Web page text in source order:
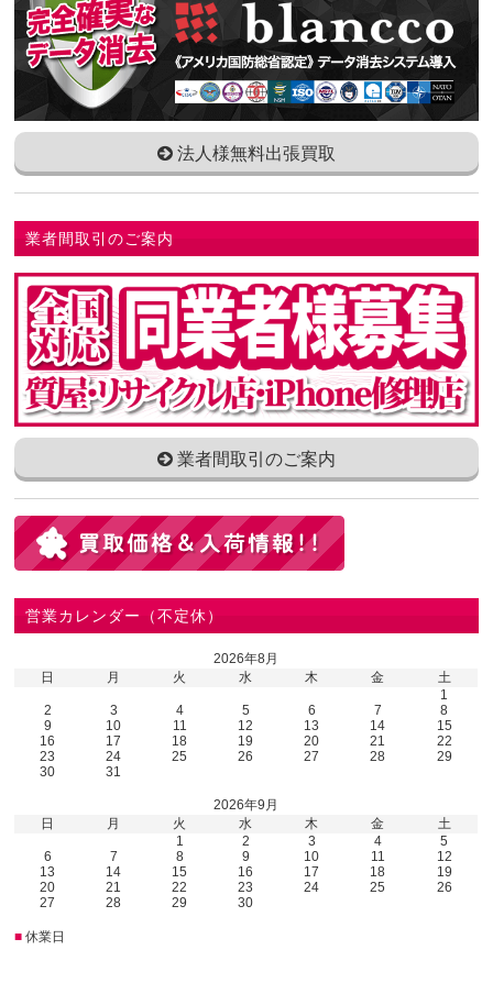
法人様無料出張買取
業者間取引のご案内
業者間取引のご案内
営業カレンダー（不定休）
2026年8月
日
月 火 水 木 金
土
1
2
3 4 5 6 7
8
9
10 11 12 13 14
15
16
17 18 19 20 21
22
23
24 25 26 27 28
29
30
31
2026年9月
日
月 火 水 木 金
土
1
2 3 4
5
6
7 8 9 10 11
12
13
14 15 16 17 18
19
20
21 22 23 24 25
26
27
28 29 30
■ 休業日